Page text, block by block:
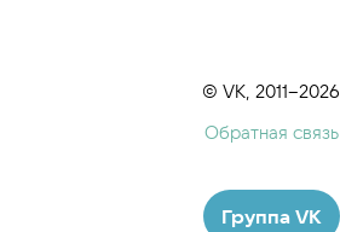
© VK, 2011–2026
Обратная связь
Группа VK